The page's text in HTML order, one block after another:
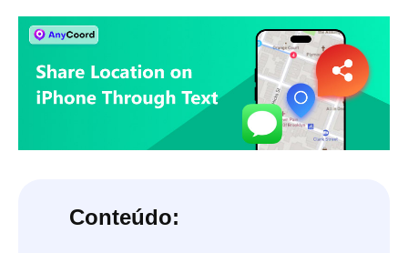
Conteúdo: